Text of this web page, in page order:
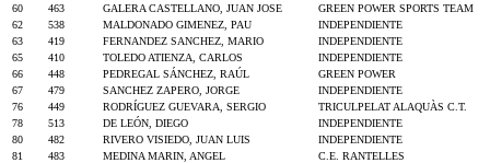
60
463 GALERA CASTELLANO, JUAN JOSE
GREEN POWER SPORTS TEAM
62
538 MALDONADO GIMENEZ, PAU
INDEPENDIENTE
63
419 FERNANDEZ SANCHEZ, MARIO
INDEPENDIENTE
65
410 TOLEDO ATIENZA, CARLOS
INDEPENDIENTE
66
448 PEDREGAL SÁNCHEZ, RAÚL
GREEN POWER
67
479 SANCHEZ ZAPERO, JORGE
INDEPENDIENTE
76
449 RODRÍGUEZ GUEVARA, SERGIO
TRICULPELAT ALAQUÀS C.T.
78
513 DE LEÓN, DIEGO
INDEPENDIENTE
80
482 RIVERO VISIEDO, JUAN LUIS
INDEPENDIENTE
81
483 MEDINA MARIN, ANGEL
C.E. RANTELLES